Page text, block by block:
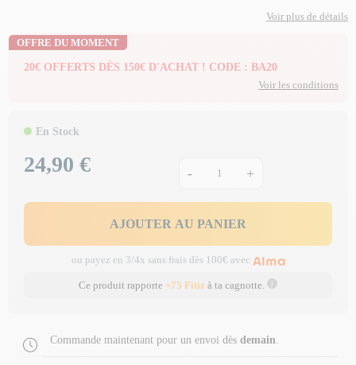
Voir plus de détails
OFFRE DU MOMENT
20€ OFFERTS DÈS 150€ D'ACHAT ! CODE : BA20
Voir les conditions
En Stock
Prix
24,90 € - +
AJOUTER AU PANIER
ou payez en 3/4x sans frais dès 100€ avec
Ce produit rapporte +75 Fitiz à ta cagnotte.
Commande maintenant pour un envoi dès demain.